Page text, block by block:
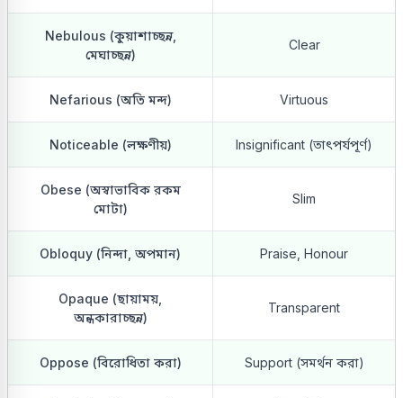
Nebulous (কুয়াশাচ্ছন্ন,
মেঘাচ্ছন্ন)
Clear
Nefarious (অতি মন্দ) Virtuous
Noticeable (লক্ষণীয়) Insignificant (তাৎপর্যপূর্ণ)
Obese (অস্বাভাবিক রকম
মোটা)
Slim
Obloquy (নিন্দা, অপমান) Praise, Honour
Opaque (ছায়াময়,
অন্ধকারাচ্ছন্ন)
Transparent
Oppose (বিরোধিতা করা) Support (সমর্থন করা)